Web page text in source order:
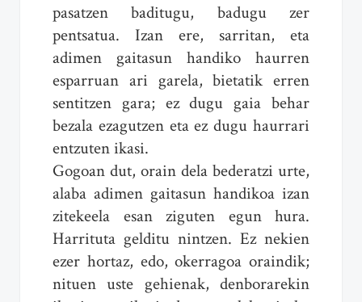
pasatzen baditugu, badugu zer
pentsatua. Izan ere, sarritan, eta
adimen gaitasun handiko haurren
esparruan ari garela, bietatik erren
sentitzen gara; ez dugu gaia behar
bezala ezagutzen eta ez dugu haurrari
entzuten ikasi.
Gogoan dut, orain dela bederatzi urte,
alaba adimen gaitasun handikoa izan
zitekeela esan ziguten egun hura.
Harrituta gelditu nintzen. Ez nekien
ezer hortaz, edo, okerragoa oraindik;
nituen uste gehienak, denborarekin